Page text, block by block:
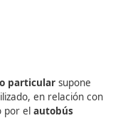
de las